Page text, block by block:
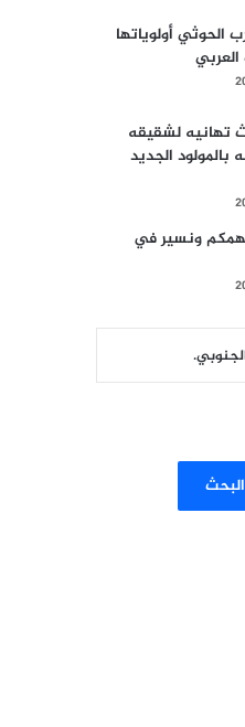
الحوثي أولوياتها
تهانيه لشقيقه
بالمولود الجديد
ونسير في
البحث